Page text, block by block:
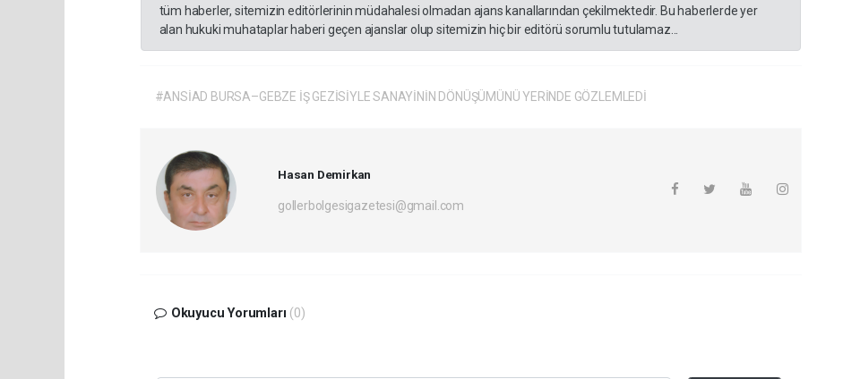
tüm haberler, sitemizin editörlerinin müdahalesi olmadan ajans kanallarından çekilmektedir. Bu haberlerde yer
alan hukuki muhataplar haberi geçen ajanslar olup sitemizin hiç bir editörü sorumlu tutulamaz...
#ANSİAD BURSA–GEBZE İŞ GEZİSİYLE SANAYİNİN DÖNÜŞÜMÜNÜ YERİNDE GÖZLEMLEDİ
Hasan Demirkan
gollerbolgesigazetesi@gmail.com
Okuyucu Yorumları (0)